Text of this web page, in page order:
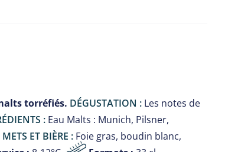
torréfiés. DÉGUSTATION :Les notes de
:Eau Malts : Munich, Pilsner,
ET BIÈRE :Foie gras, boudin blanc,